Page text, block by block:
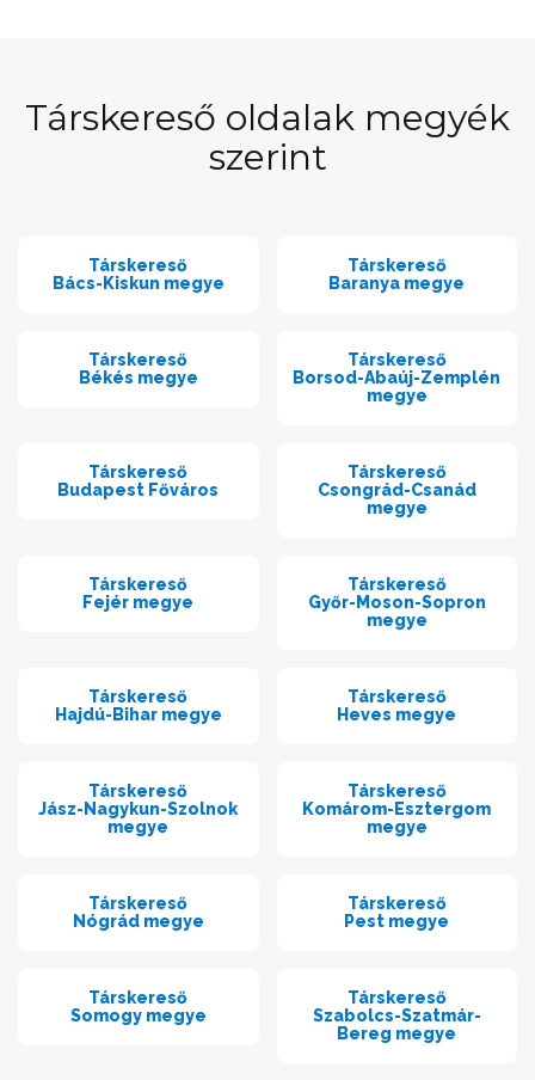
Társkereső oldalak megyék
szerint
Társkereső
Bács-Kiskun megye
Társkereső
Baranya megye
Társkereső
Békés megye
Társkereső
Borsod-Abaúj-Zemplén
megye
Társkereső
Budapest Főváros
Társkereső
Csongrád-Csanád
megye
Társkereső
Fejér megye
Társkereső
Győr-Moson-Sopron
megye
Társkereső
Hajdú-Bihar megye
Társkereső
Heves megye
Társkereső
Jász-Nagykun-Szolnok
megye
Társkereső
Komárom-Esztergom
megye
Társkereső
Nógrád megye
Társkereső
Pest megye
Társkereső
Somogy megye
Társkereső
Szabolcs-Szatmár-
Bereg megye